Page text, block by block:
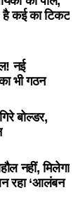
कई का टिकट
नई
भी गठन
बोल्डर,
नहीं, मिलेगा
रहा ‘आलंबन